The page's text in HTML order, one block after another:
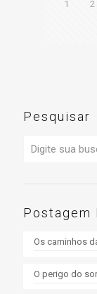
1 2
Pesquisar
Postagem
Os caminhos
O perigo do